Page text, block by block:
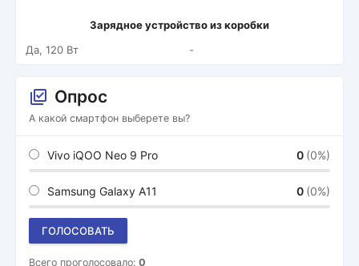
Зарядное устройство из коробки
Да, 120 Вт
-
Опрос
А какой смартфон выберете вы?
Vivo iQOO Neo 9 Pro 0 (0%)
Samsung Galaxy A11 0 (0%)
ГОЛОСОВАТЬ
Всего проголосовало: 0